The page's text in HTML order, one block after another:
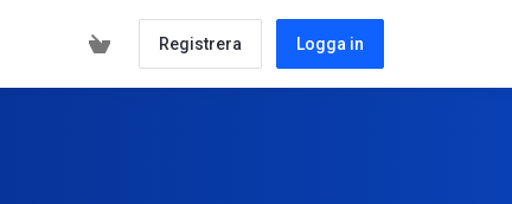
Registrera Logga in